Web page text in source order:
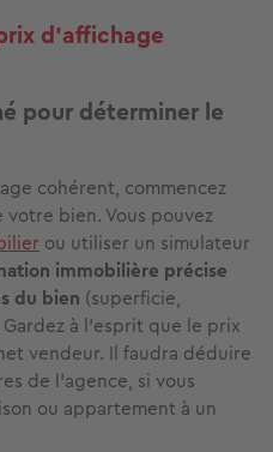
d’affichage
pour déterminer le
cohérent, commencez
bien. Vous pouvez
ou utiliser un simulateur
immobilière précise
du bien (superficie,
à l’esprit que le prix
vendeur. Il faudra déduire
de l’agence, si vous
ou appartement à un